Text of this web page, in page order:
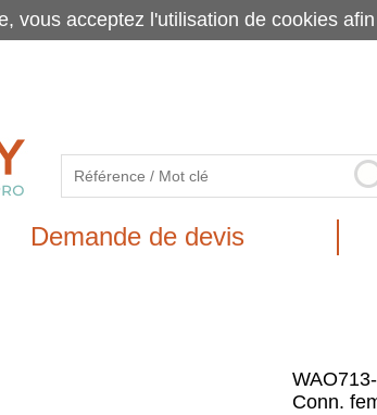
Demande de devis
Conn.
vous acceptez l'utilisation de cookies